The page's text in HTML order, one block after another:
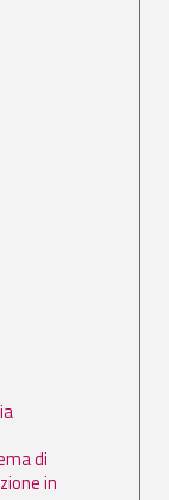
di
in